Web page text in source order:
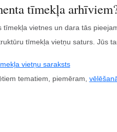
tīmekļa
tīmekļa vietnes un dara tās
tīmekļa vietņu saturs. Jūs
vietņu saraksts
tematiem, piemēram,